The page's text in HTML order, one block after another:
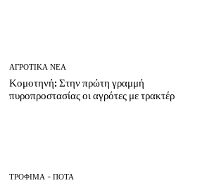
ΑΓΡΟΤΙΚΆ ΝΈΑ
Κομοτηνή: Στην πρώτη γραμμή
πυροπροστασίας οι αγρότες με τρακτέρ
ΤΡΌΦΙΜΑ - ΠΟΤΆ